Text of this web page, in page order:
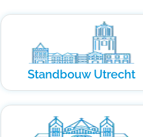
Standbouw Utrecht